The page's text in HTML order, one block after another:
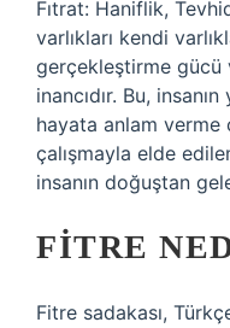
Fıtrat: Haniflik,
varlıkları kendi
gerçekleştirme gücü
inancıdır. Bu,
hayata anlam verme
çalışmayla elde
insanın doğuştan
FITRE
Fitre sadakası,